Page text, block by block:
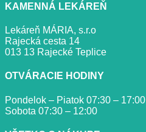
KAMENNÁ LEKÁREŇ
Lekáreň MÁRIA, s.r.o
Rajecká cesta 14
013 13 Rajecké Teplice
OTVÁRACIE HODINY
Pondelok – Piatok 07:30 – 17:00
Sobota 07:30 – 12:00